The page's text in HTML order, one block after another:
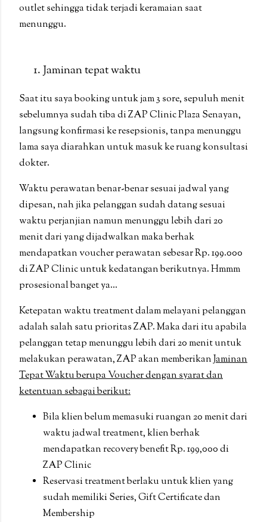
outlet sehingga tidak terjadi keramaian saat
menunggu.
Jaminan tepat waktu
Saat itu saya booking untuk jam 3 sore, sepuluh menit
sebelumnya sudah tiba di ZAP Clinic Plaza Senayan,
langsung konfirmasi ke resepsionis, tanpa menunggu
lama saya diarahkan untuk masuk ke ruang konsultasi
dokter.
Waktu perawatan benar-benar sesuai jadwal yang
dipesan, nah jika pelanggan sudah datang sesuai
waktu perjanjian namun menunggu lebih dari 20
menit dari yang dijadwalkan maka berhak
mendapatkan voucher perawatan sebesar Rp. 199.000
di ZAP Clinic untuk kedatangan berikutnya. Hmmm
prosesional banget ya...
Ketepatan waktu treatment dalam melayani pelanggan
adalah salah satu prioritas ZAP. Maka dari itu apabila
pelanggan tetap menunggu lebih dari 20 menit untuk
melakukan perawatan, ZAP akan memberikanJaminan
Tepat Waktu berupa Voucher dengan syarat dan
ketentuan sebagai berikut:
Bila klien belum memasuki ruangan 20 menit dari
waktu jadwal treatment, klien berhak
mendapatkan recovery benefit Rp. 199,000 di
ZAP Clinic
Reservasi treatment berlaku untuk klien yang
sudah memiliki Series, Gift Certificate dan
Membership